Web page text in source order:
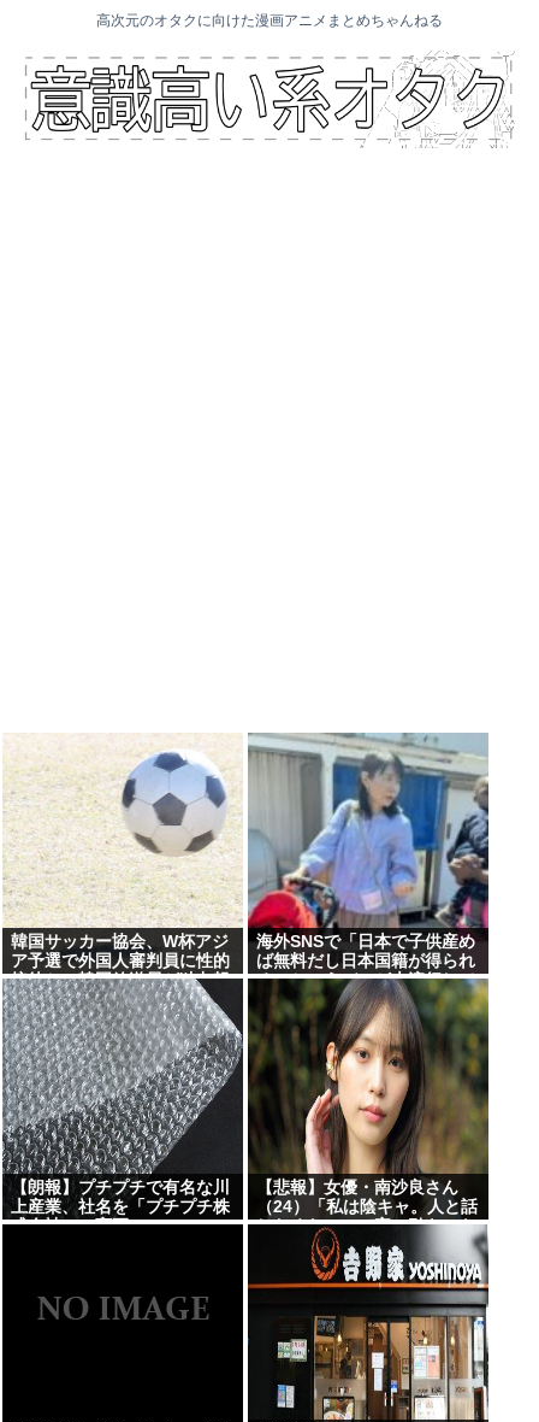
高次元のオタクに向けた漫画アニメまとめちゃんねる
韓国サッカー協会、W杯アジ
ア予選で外国人審判員に性的
接待か…韓国放送局が独占報
道
海外SNSで「日本で子供産め
ば無料だし日本国籍が得られ
る」というデマが大流行して
いた…:・
【朗報】プチプチで有名な川
上産業、社名を「プチプチ株
式会社」に変更www
【悲報】女優・南沙良さん
（24）「私は陰キャ。人と話
したくないので家に引きこも
ってPCでアニメを観ていた
い」・・・・・・・・・